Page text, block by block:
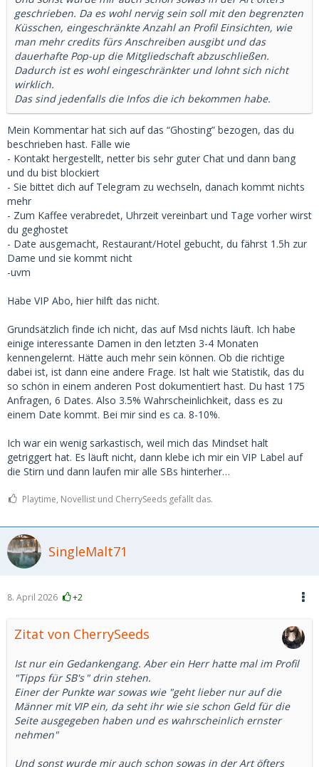
geschrieben. Da es wohl nervig sein soll mit den begrenzten
Küsschen, eingeschränkte Anzahl an Profil Einsichten, wie
man mehr credits fürs Anschreiben ausgibt und das
dauerhafte Pop-up die Mitgliedschaft abzuschließen.
Dadurch ist es wohl eingeschränkter und lohnt sich nicht
wirklich.
Das sind jedenfalls die Infos die ich bekommen habe.
Mein Kommentar hat sich auf das “Ghosting” bezogen, das du
beschrieben hast. Fälle wie
- Kontakt hergestellt, netter bis sehr guter Chat und dann bang
und du bist blockiert
- Sie bittet dich auf Telegram zu wechseln, danach kommt nichts
mehr
- Zum Kaffee verabredet, Uhrzeit vereinbart und Tage vorher wirst
du geghostet
- Date ausgemacht, Restaurant/Hotel gebucht, du fährst 1.5h zur
Dame und sie kommt nicht
-uvm
Habe VIP Abo, hier hilft das nicht.
Grundsätzlich finde ich nicht, das auf Msd nichts läuft. Ich habe
einige interessante Damen in den letzten 3-4 Monaten
kennengelernt. Hätte auch mehr sein können. Ob die richtige
dabei ist, ist dann eine andere Frage. Ist halt wie Statistik, das du
so schön in einem anderen Post dokumentiert hast. Du hast 175
Anfragen, 6 Dates. Also 3.5% Wahrscheinlichkeit, dass es zu
einem Date kommt. Bei mir sind es ca. 8-10%.
Ich war ein wenig sarkastisch, weil mich das Mindset halt
getriggert hat. Es läuft nicht, dann klebe ich mir ein VIP Label auf
die Stirn und dann laufen mir alle SBs hinterher…
Playtime, Novellist und CherrySeeds gefällt das.
SingleMalt71
8. April 2026 +2
Zitat von CherrySeeds
Ist nur ein Gedankengang. Aber ein Herr hatte mal im Profil
"Tipps für SB's " drin stehen.
Einer der Punkte war sowas wie "geht lieber nur auf die
Männer mit VIP ein, da seht ihr wie sie schon Geld für die
Seite ausgegeben haben und es wahrscheinlich ernster
nehmen"
Und sonst wurde mir auch schon sowas in der Art öfters